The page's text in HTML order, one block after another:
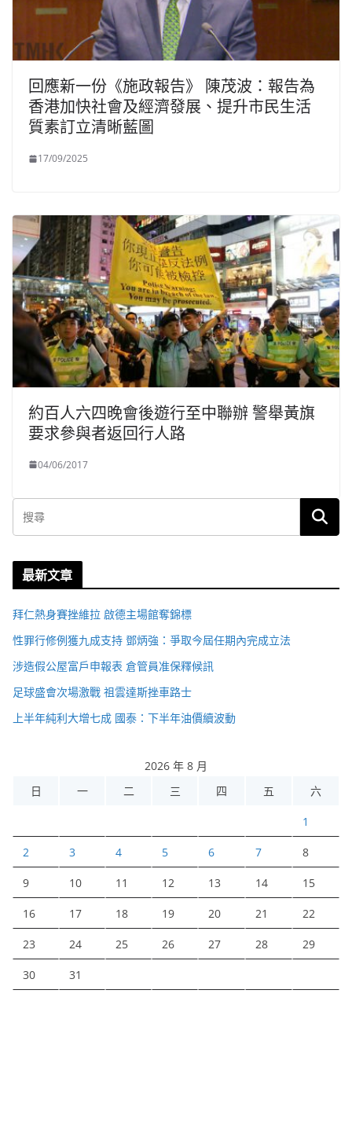
回應新一份《施政報告》 陳茂波：報告為
香港加快社會及經濟發展、提升市民生活
質素訂立清晰藍圖
17/09/2025
約百人六四晚會後遊行至中聯辦 警舉黃旗
要求參與者返回行人路
04/06/2017
最新文章
拜仁熱身賽挫維拉 啟德主場館奪錦標
性罪行修例獲九成支持 鄧炳強：爭取今屆任期內完成立法
涉造假公屋富戶申報表 倉管員准保釋候訊
足球盛會次場激戰 祖雲達斯挫車路士
上半年純利大增七成 國泰：下半年油價續波動
2026 年 8 月
日
一 二 三 四 五 六
1
2 3 4 5 6 7 8
9 10 11 12 13 14 15
16 17 18 19 20 21 22
23 24 25 26 27 28 29
30 31